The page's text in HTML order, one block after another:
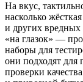
На вкус,
насколько
и других вредных
«на глазок» —
наборы для
они подходят для
проверки